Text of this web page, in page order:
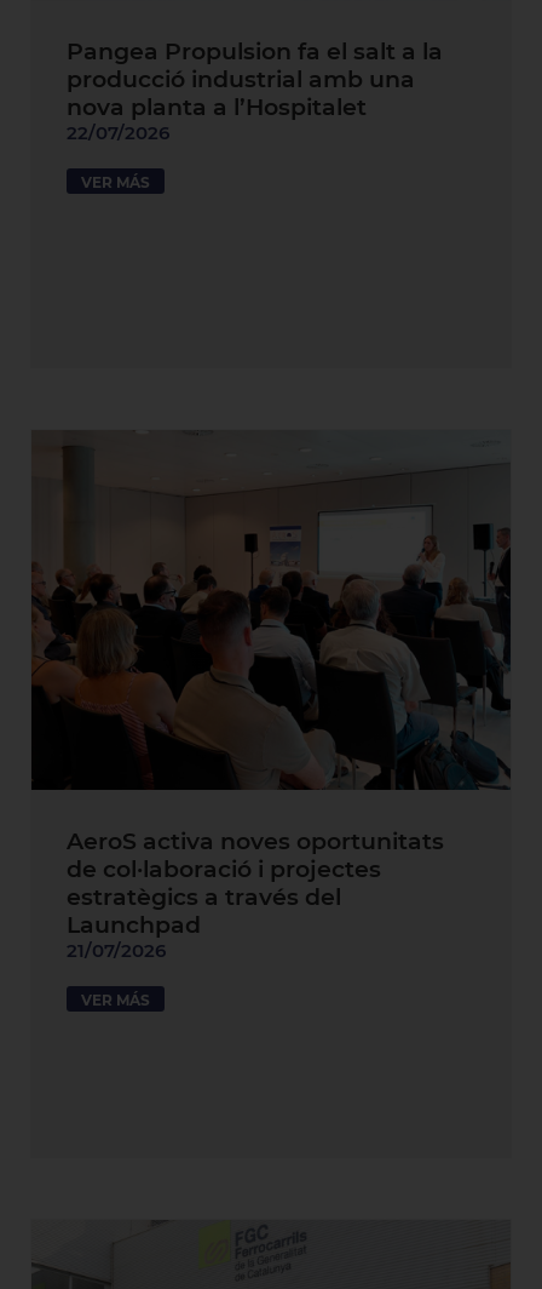
Pangea Propulsion fa el salt a la
producció industrial amb una
nova planta a l’Hospitalet
22/07/2026
VER MÁS
AeroS activa noves oportunitats
de col·laboració i projectes
estratègics a través del
Launchpad
21/07/2026
VER MÁS